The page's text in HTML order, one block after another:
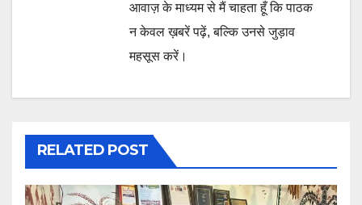
आवाज़ के माध्यम से मैं चाहता हूँ कि पाठक
न केवल ख़बरें पढ़ें, बल्कि उनसे जुड़ाव
महसूस करें।
RELATED POST